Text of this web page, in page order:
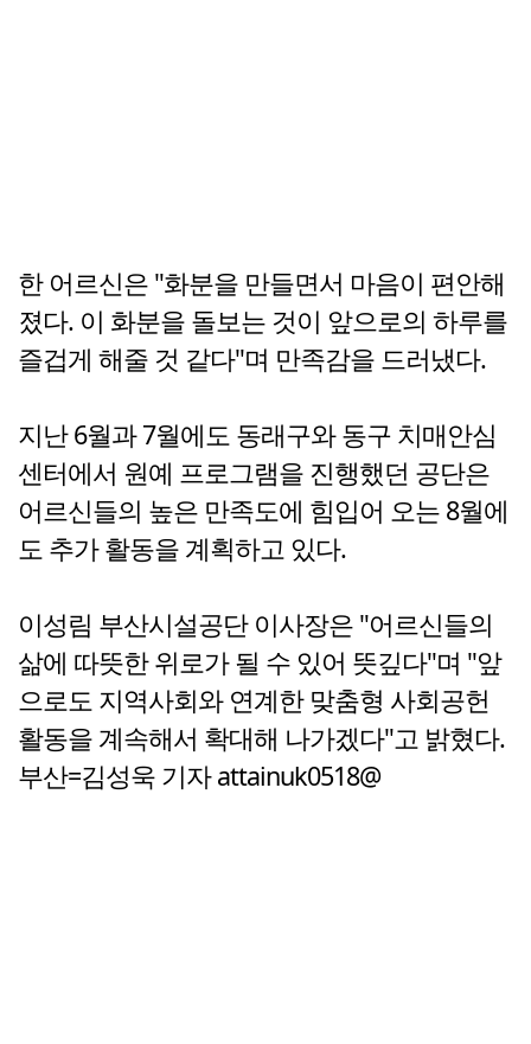
한 어르신은 "화분을 만들면서 마음이 편안해
졌다. 이 화분을 돌보는 것이 앞으로의 하루를
즐겁게 해줄 것 같다"며 만족감을 드러냈다.
지난 6월과 7월에도 동래구와 동구 치매안심
센터에서 원예 프로그램을 진행했던 공단은
어르신들의 높은 만족도에 힘입어 오는 8월에
도 추가 활동을 계획하고 있다.
이성림 부산시설공단 이사장은 "어르신들의
삶에 따뜻한 위로가 될 수 있어 뜻깊다"며 "앞
으로도 지역사회와 연계한 맞춤형 사회공헌
활동을 계속해서 확대해 나가겠다"고 밝혔다.
부산=김성욱 기자 attainuk0518@